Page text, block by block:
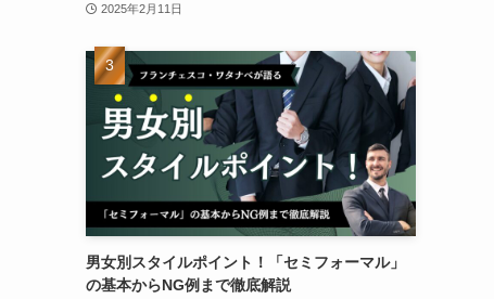
2025年2月11日
男女別スタイルポイント！「セミフォーマル」
の基本からNG例まで徹底解説